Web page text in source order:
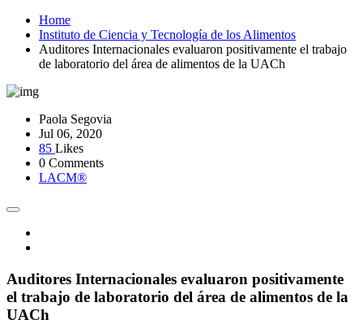
Home
Instituto de Ciencia y Tecnología de los Alimentos
Auditores Internacionales evaluaron positivamente el trabajo
de laboratorio del área de alimentos de la UACh
Paola Segovia
Jul 06, 2020
85 Likes
0 Comments
LACM®
Auditores Internacionales evaluaron positivamente
el trabajo de laboratorio del área de alimentos de la
UACh